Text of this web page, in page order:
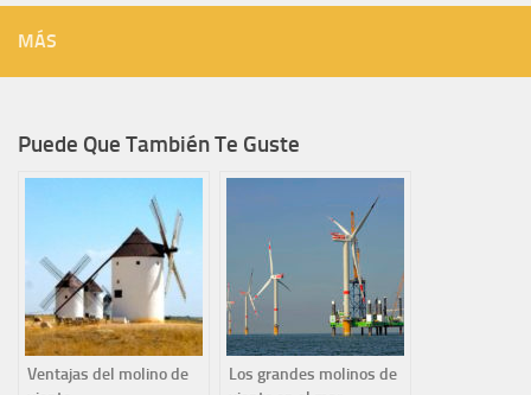
MÁS
Puede Que También Te Guste
Ventajas del molino de
Los grandes molinos de